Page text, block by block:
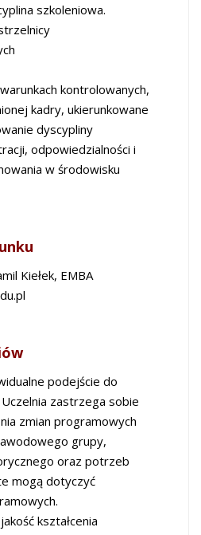
szkoleniowa.
kontrolowanych,
kadry, ukierunkowane
dyscypliny
odpowiedzialności i
w środowisku
Kiełek, EMBA
podejście do
zastrzega sobie
zmian programowych
grupy,
oraz potrzeb
mogą dotyczyć
kształcenia